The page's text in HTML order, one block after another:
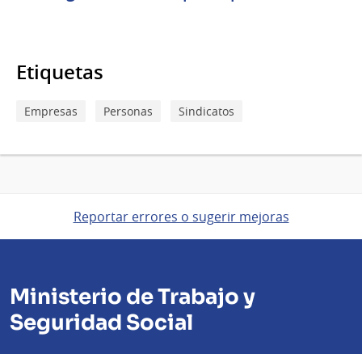
Etiquetas
Empresas Personas Sindicatos
Reportar errores o sugerir mejoras
Ministerio de Trabajo y
Seguridad Social